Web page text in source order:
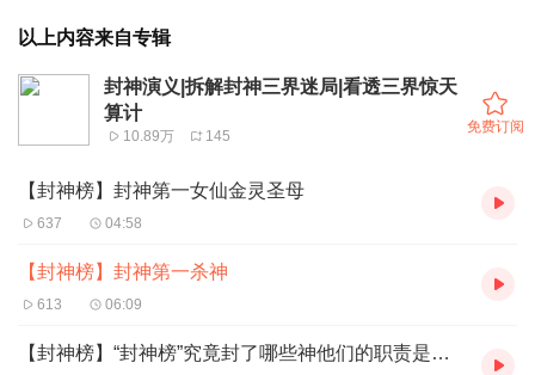
以上内容来自专辑
封神演义|拆解封神三界迷局|看透三界惊天
算计
10.89万 145
免费订阅
【封神榜】封神第一女仙金灵圣母
637 04:58
【封神榜】封神第一杀神
613 06:09
【封神榜】“封神榜”究竟封了哪些神他们的职责是什么